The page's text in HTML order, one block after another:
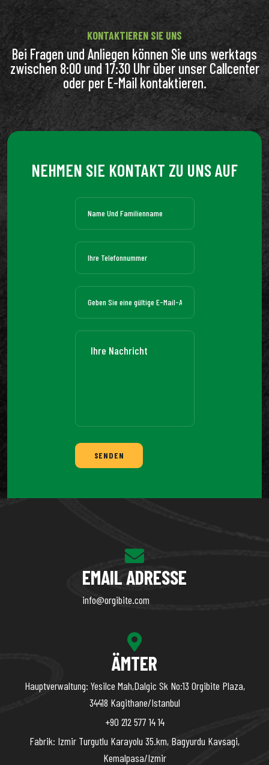
KONTAKTIEREN SIE UNS
Bei Fragen und Anliegen können Sie uns werktags
zwischen 8:00 und 17:30 Uhr über unser Callcenter
oder per E-Mail kontaktieren.
NEHMEN SIE KONTAKT ZU UNS AUF
SENDEN
EMAIL ADRESSE
info@orgibite.com
ÄMTER
Hauptverwaltung: Yesilce Mah,Dalgic Sk No:13 Orgibite Plaza,
34418 Kagithane/Istanbul
+90 212 577 14 14
Fabrik: Izmir Turgutlu Karayolu 35.km, Bagyurdu Kavsagi,
Kemalpasa/Izmir